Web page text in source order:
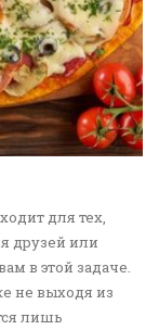
для тех,
друзей или
в этой задаче.
не выходя из
лишь